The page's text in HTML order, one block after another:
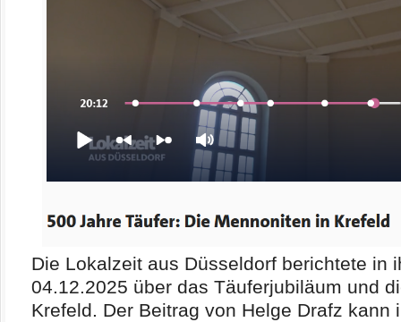
Die Lokalzeit aus Düsseldorf berichtete in
04.12.2025 über das Täuferjubiläum und
Krefeld. Der Beitrag von Helge Drafz kann